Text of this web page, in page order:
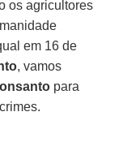
os agricultores
em 16 de
, vamos
para